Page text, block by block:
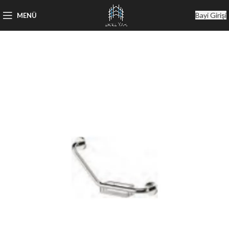
MENÜ Bayi Girişi